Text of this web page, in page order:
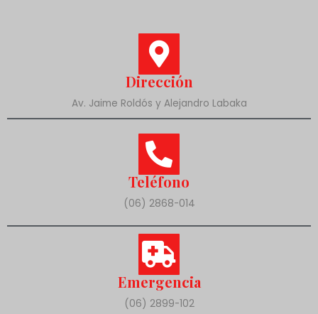
Dirección
Av. Jaime Roldós y Alejandro Labaka
Teléfono
(06) 2868-014
Emergencia
(06) 2899-102